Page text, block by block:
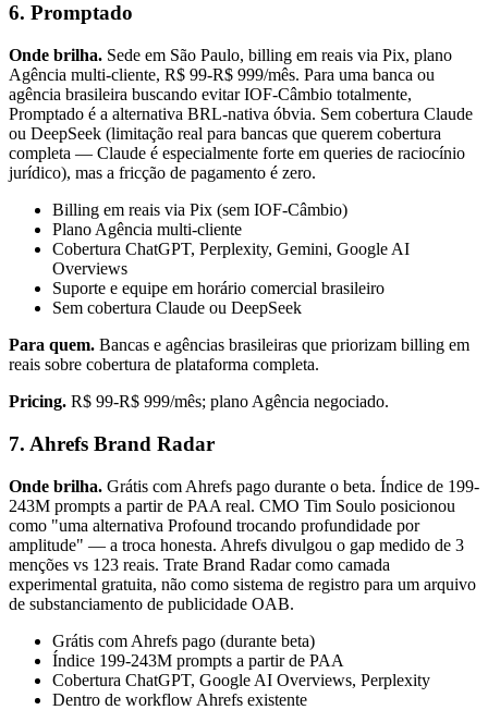
6. Promptado
Onde brilha. Sede em São Paulo, billing em reais via Pix, plano
Agência multi-cliente, R$ 99-R$ 999/mês. Para uma banca ou
agência brasileira buscando evitar IOF-Câmbio totalmente,
Promptado é a alternativa BRL-nativa óbvia. Sem cobertura Claude
ou DeepSeek (limitação real para bancas que querem cobertura
completa — Claude é especialmente forte em queries de raciocínio
jurídico), mas a fricção de pagamento é zero.
Billing em reais via Pix (sem IOF-Câmbio)
Plano Agência multi-cliente
Cobertura ChatGPT, Perplexity, Gemini, Google AI
Overviews
Suporte e equipe em horário comercial brasileiro
Sem cobertura Claude ou DeepSeek
Para quem. Bancas e agências brasileiras que priorizam billing em
reais sobre cobertura de plataforma completa.
Pricing. R$ 99-R$ 999/mês; plano Agência negociado.
7. Ahrefs Brand Radar
Onde brilha. Grátis com Ahrefs pago durante o beta. Índice de 199-
243M prompts a partir de PAA real. CMO Tim Soulo posicionou
como "uma alternativa Profound trocando profundidade por
amplitude" — a troca honesta. Ahrefs divulgou o gap medido de 3
menções vs 123 reais. Trate Brand Radar como camada
experimental gratuita, não como sistema de registro para um arquivo
de substanciamento de publicidade OAB.
Grátis com Ahrefs pago (durante beta)
Índice 199-243M prompts a partir de PAA
Cobertura ChatGPT, Google AI Overviews, Perplexity
Dentro de workflow Ahrefs existente